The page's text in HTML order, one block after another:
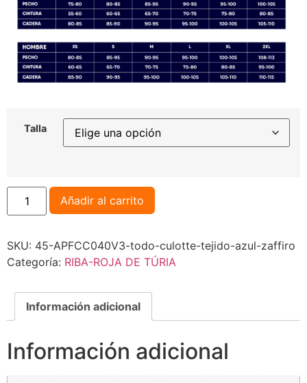
Talla
Añadir al carrito
SKU: 45-APFCC040V3-todo-culotte-tejido-azul-zaffiro
Categoría: RIBA-ROJA DE TÚRIA
Información adicional
Información adicional